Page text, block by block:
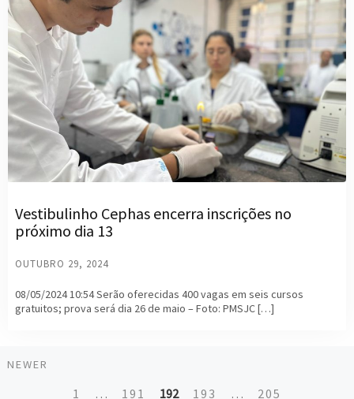
Vestibulinho Cephas encerra inscrições no
próximo dia 13
OUTUBRO 29, 2024
08/05/2024 10:54 Serão oferecidas 400 vagas em seis cursos
gratuitos; prova será dia 26 de maio – Foto: PMSJC […]
Newer
NEWER
1 … 191 192 193 …
205